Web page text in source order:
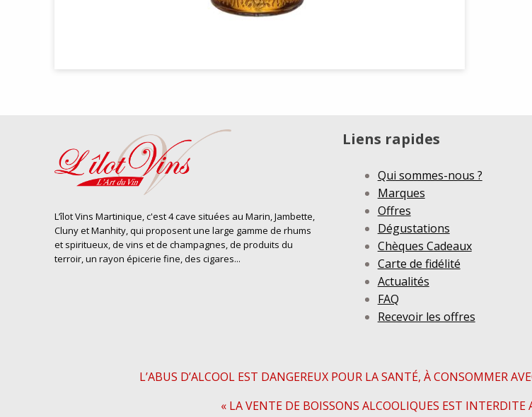
L’îlot Vins Martinique, c'est 4 cave situées au Marin, Jambette,
Cluny et Manhity, qui proposent une large gamme de rhums
et spiritueux, de vins et de champagnes, de produits du
terroir, un rayon épicerie fine, des cigares...
Liens rapides
Qui sommes-nous ?
Marques
Offres
Dégustations
Chèques Cadeaux
Carte de fidélité
Actualités
FAQ
Recevoir les offres
L’ABUS D’ALCOOL EST DANGEREUX POUR LA SANTÉ, À CONSOMMER
« LA VENTE DE BOISSONS ALCOOLIQUES EST